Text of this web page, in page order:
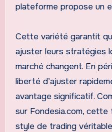
plateforme propose un
Cette variété garantit
ajuster leurs stratégies
marché changent. En
liberté d’ajuster
avantage significatif.
sur Fondesia.com,
style de trading